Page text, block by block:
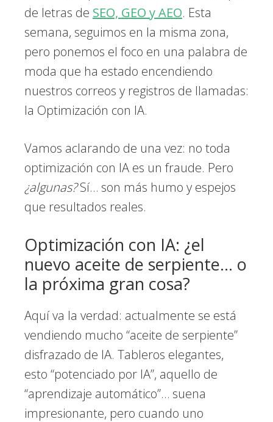
de letras de SEO, GEO y AEO. Esta
semana, seguimos en la misma zona,
pero ponemos el foco en una palabra de
moda que ha estado encendiendo
nuestros correos y registros de llamadas:
la Optimización con IA.
Vamos aclarando de una vez: no toda
optimización con IA es un fraude. Pero
¿algunas?Sí… son más humo y espejos
que resultados reales.
Optimización con IA: ¿el
nuevo aceite de serpiente… o
la próxima gran cosa?
Aquí va la verdad: actualmente se está
vendiendo mucho “aceite de serpiente”
disfrazado de IA. Tableros elegantes,
esto “potenciado por IA”, aquello de
“aprendizaje automático”… suena
impresionante, pero cuando uno